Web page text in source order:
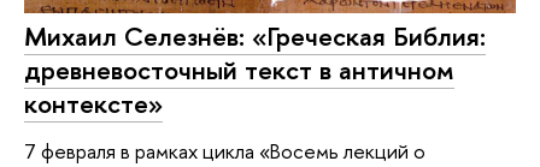
Михаил Селезнёв: «Греческая Библия:
древневосточный текст в античном
контексте»
7 февраля в рамках цикла «Восемь лекций о